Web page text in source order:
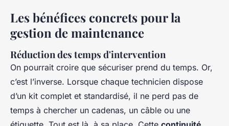
Les bénéfices concrets pour la
gestion de maintenance
Réduction des temps d'intervention
On pourrait croire que sécuriser prend du temps. Or,
c’est l’inverse. Lorsque chaque technicien dispose
d’un kit complet et standardisé, il ne perd pas de
temps à chercher un cadenas, un câble ou une